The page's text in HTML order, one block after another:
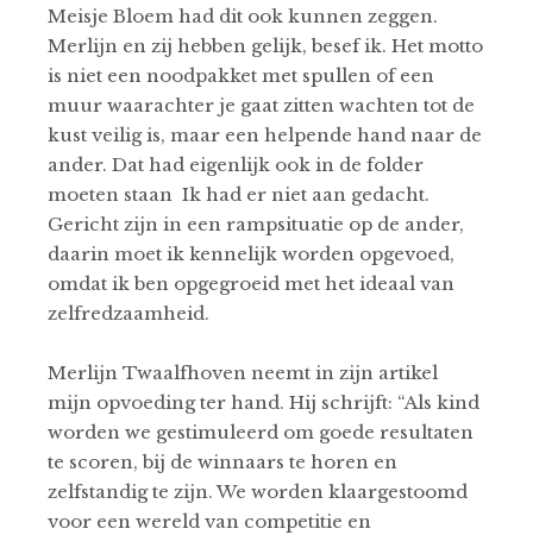
Meisje Bloem had dit ook kunnen zeggen.
Merlijn en zij hebben gelijk, besef ik. Het motto
is niet een noodpakket met spullen of een
muur waarachter je gaat zitten wachten tot de
kust veilig is, maar een helpende hand naar de
ander. Dat had eigenlijk ook in de folder
moeten staan Ik had er niet aan gedacht.
Gericht zijn in een rampsituatie op de ander,
daarin moet ik kennelijk worden opgevoed,
omdat ik ben opgegroeid met het ideaal van
zelfredzaamheid.
Merlijn Twaalfhoven neemt in zijn artikel
mijn opvoeding ter hand. Hij schrijft: “Als kind
worden we gestimuleerd om goede resultaten
te scoren, bij de winnaars te horen en
zelfstandig te zijn. We worden klaargestoomd
voor een wereld van competitie en